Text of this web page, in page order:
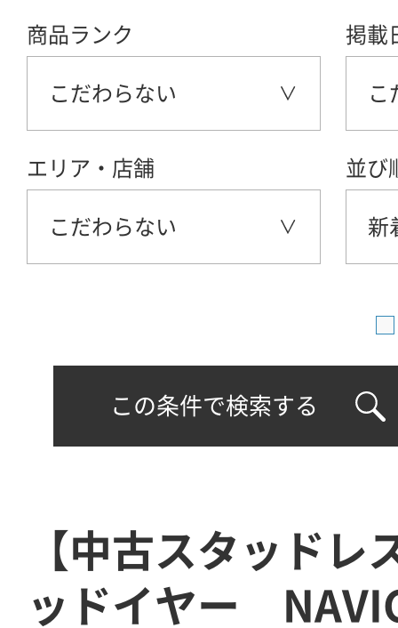
商品ランク
こだわらない
掲載
こ
エリア・店舗
こだわらない
並び
新
この条件で検索する
【中古スタッドレ
ッドイヤー